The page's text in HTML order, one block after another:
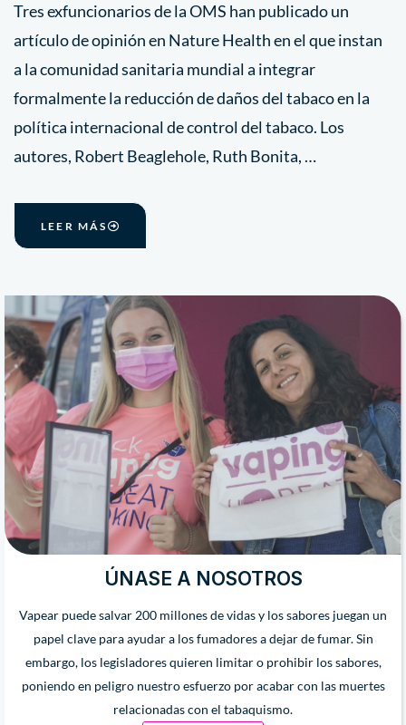
Tres exfuncionarios de la OMS han publicado un
artículo de opinión en Nature Health en el que instan
a la comunidad sanitaria mundial a integrar
formalmente la reducción de daños del tabaco en la
política internacional de control del tabaco. Los
autores, Robert Beaglehole, Ruth Bonita, …
LEER MÁS
ÚNASE A NOSOTROS
Vapear puede salvar 200 millones de vidas y los sabores juegan un
papel clave para ayudar a los fumadores a dejar de fumar. Sin
embargo, los legisladores quieren limitar o prohibir los sabores,
poniendo en peligro nuestro esfuerzo por acabar con las muertes
relacionadas con el tabaquismo.